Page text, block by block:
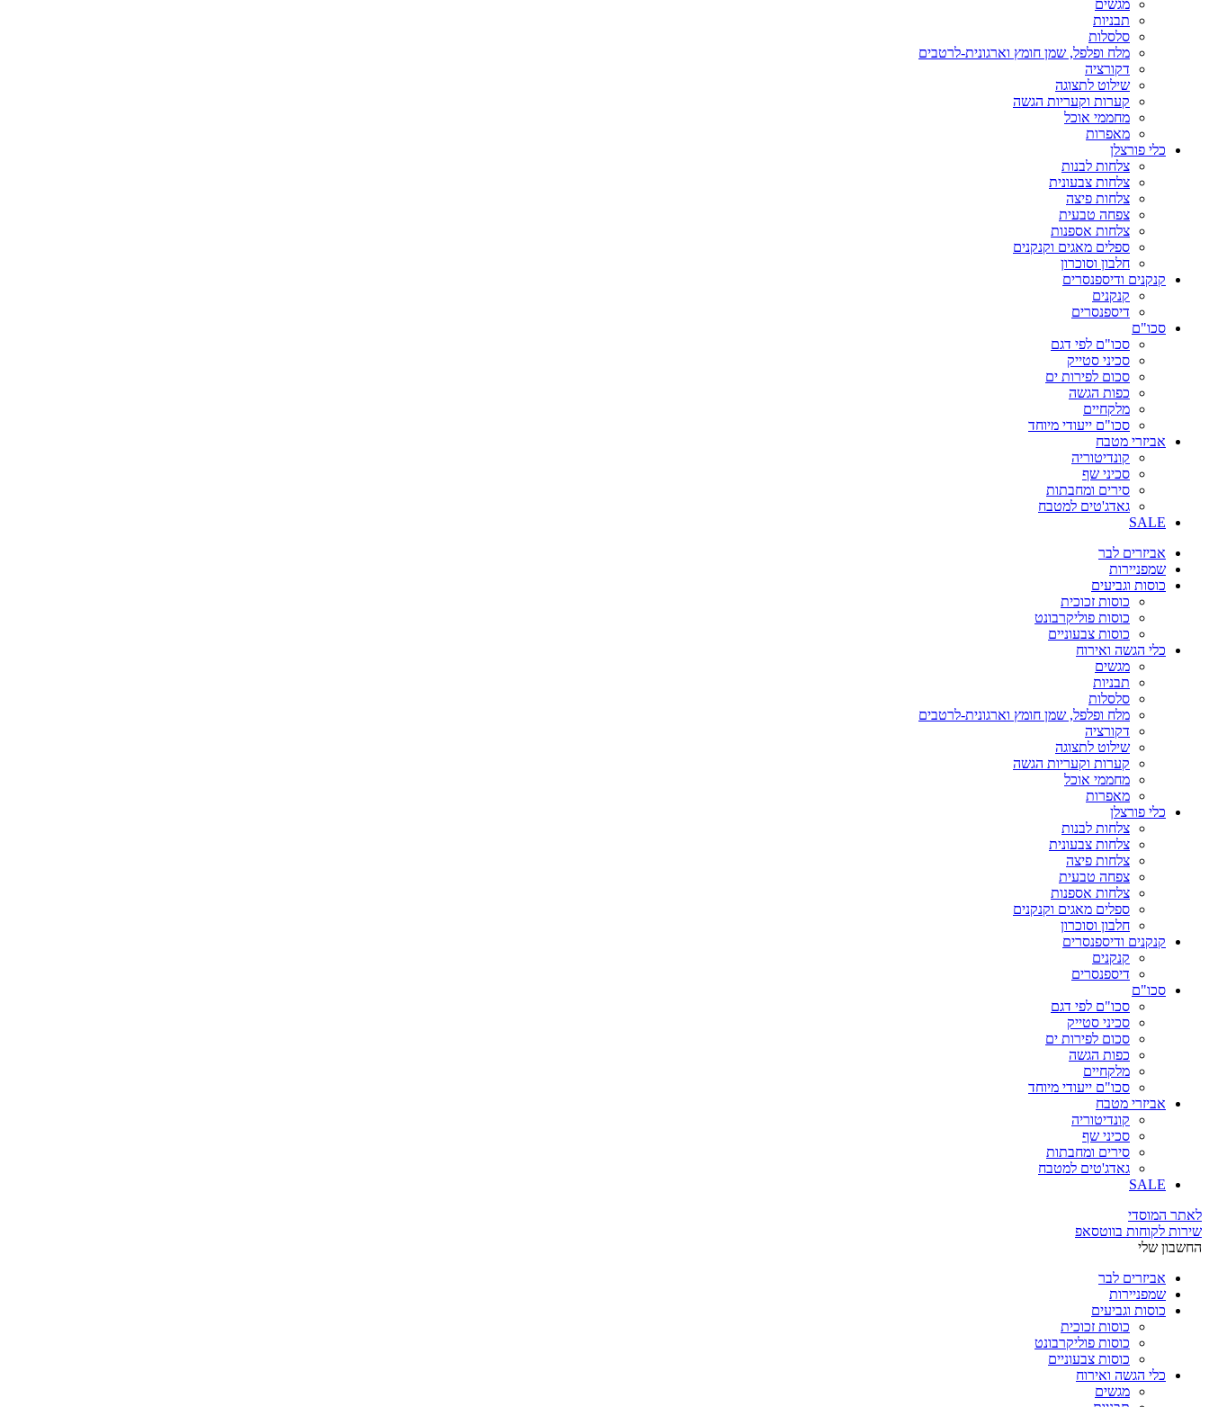
מגשים
תבניות
סלסלות
מלח ופלפל, שמן חומץ וארגונית-לרטבים
דקורציה
שילוט לתצוגה
קערות וקעריות הגשה
מחממי אוכל
מאפרות
כלי פורצלן
צלחות לבנות
צלחות צבעונית
צלחות פיצה
צפחה טבעית
צלחות אספנות
ספלים מאגים וקנקנים
חלבון וסוכרון
קנקנים ודיספנסרים
קנקנים
דיספנסרים
סכו"ם
סכו"ם לפי דגם
סכיני סטייק
סכום לפירות ים
כפות הגשה
מלקחיים
סכו"ם ייעודי מיוחד
אביזרי מטבח
קונדיטוריה
סכיני שף
סירים ומחבתות
גאדג'טים למטבח
SALE
אביזרים לבר
שמפניירות
כוסות וגביעים
כוסות זכוכית
כוסות פוליקרבונט
כוסות צבעוניים
כלי הגשה ואירוח
מגשים
תבניות
סלסלות
מלח ופלפל, שמן חומץ וארגונית-לרטבים
דקורציה
שילוט לתצוגה
קערות וקעריות הגשה
מחממי אוכל
מאפרות
כלי פורצלן
צלחות לבנות
צלחות צבעונית
צלחות פיצה
צפחה טבעית
צלחות אספנות
ספלים מאגים וקנקנים
חלבון וסוכרון
קנקנים ודיספנסרים
קנקנים
דיספנסרים
סכו"ם
סכו"ם לפי דגם
סכיני סטייק
סכום לפירות ים
כפות הגשה
מלקחיים
סכו"ם ייעודי מיוחד
אביזרי מטבח
קונדיטוריה
סכיני שף
סירים ומחבתות
גאדג'טים למטבח
SALE
לאתר המוסדי
שירות לקוחות בווטסאפ
החשבון שלי
אביזרים לבר
שמפניירות
כוסות וגביעים
כוסות זכוכית
כוסות פוליקרבונט
כוסות צבעוניים
כלי הגשה ואירוח
מגשים